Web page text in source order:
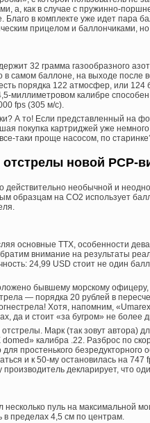
а, как в случае с пружинно-
Благо в комплекте уже идет пара
прицелом и баллончиками,
32 грамма газообразного
самом баллоне, на выходе после
порядка 122 атмосфер, или 124
миллиметровом калибре
fps (305 м/с).
А то! Если представленный на
покупка картриджей уже
таки проще насосом, по
новой PCP-
необычной и
образцам на СО2 использует
основные ТТХ, особенности
внимание на результаты
24,99 USD стоит не один
бывшему морскому
— порядка 20 рублей в
Хотя, напомним,
да и стоит «за бугром» не более
отстрелы. Марк (так зовут автора)
калибра .22. Разброс по
простенького
и к 50-му остановилась на
производитель декларирует, что
пуль на максимальной
в пределах 4,5 см по центрам.